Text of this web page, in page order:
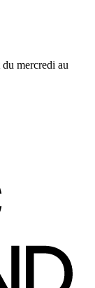
mercredi au